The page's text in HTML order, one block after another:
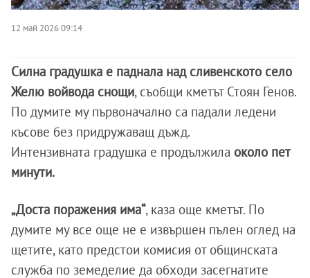
12 май 2026 09:14
Силна градушка е паднала над сливенското село
Желю войвода снощи, съобщи кметът Стоян Генов.
По думите му първоначално са падали ледени
късове без придружаващ дъжд.
Интензивната градушка е продължила около пет
минути.
„Доста поражения има“, каза още кметът. По
думите му все още не е извършен пълен оглед на
щетите, като предстои комисия от общинската
служба по земеделие да обходи засегнатите